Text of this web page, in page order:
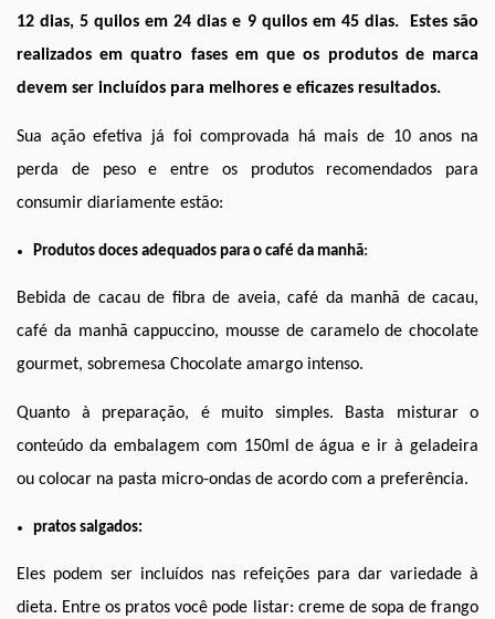
12 dias, 5 quilos em 24 dias e 9 quilos em 45 dias.  Estes são
realizados em quatro fases em que os produtos de marca
devem ser incluídos para melhores e eficazes resultados.
Sua ação efetiva já foi comprovada há mais de 10 anos na
perda de peso e entre os produtos recomendados para
consumir diariamente estão:
Produtos doces adequados para o café da manhã:
Bebida de cacau de fibra de aveia, café da manhã de cacau,
café da manhã cappuccino, mousse de caramelo de chocolate
gourmet, sobremesa Chocolate amargo intenso.
Quanto à preparação, é muito simples. Basta misturar o
conteúdo da embalagem com 150ml de água e ir à geladeira
ou colocar na pasta micro-ondas de acordo com a preferência.
pratos salgados:
Eles podem ser incluídos nas refeições para dar variedade à
dieta. Entre os pratos você pode listar: creme de sopa de frango